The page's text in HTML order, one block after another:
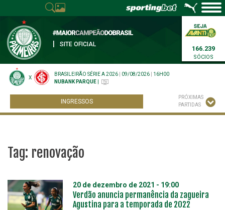
SITE OFICIAL
166.239
SÓCIOS
X
BRASILEIRÃO SÉRIE A 2026 09/08/2026
16H00
NUBANK PARQUE
INGRESSOS
PRÓXIMAS
PARTIDAS
Tag: renovação
20 de dezembro de 2021 - 19:00
Verdão anuncia permanência da zagueira
Agustina para a temporada de 2022